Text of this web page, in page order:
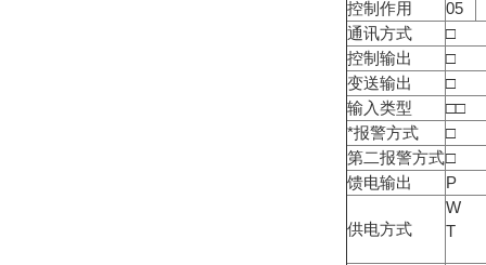
控制作用
05
通讯方式
□
控制输出
□
变送输出
□
输入类型
□□
*报警方式
□
第二报警方式□
馈电输出
P
供电方式
W
T